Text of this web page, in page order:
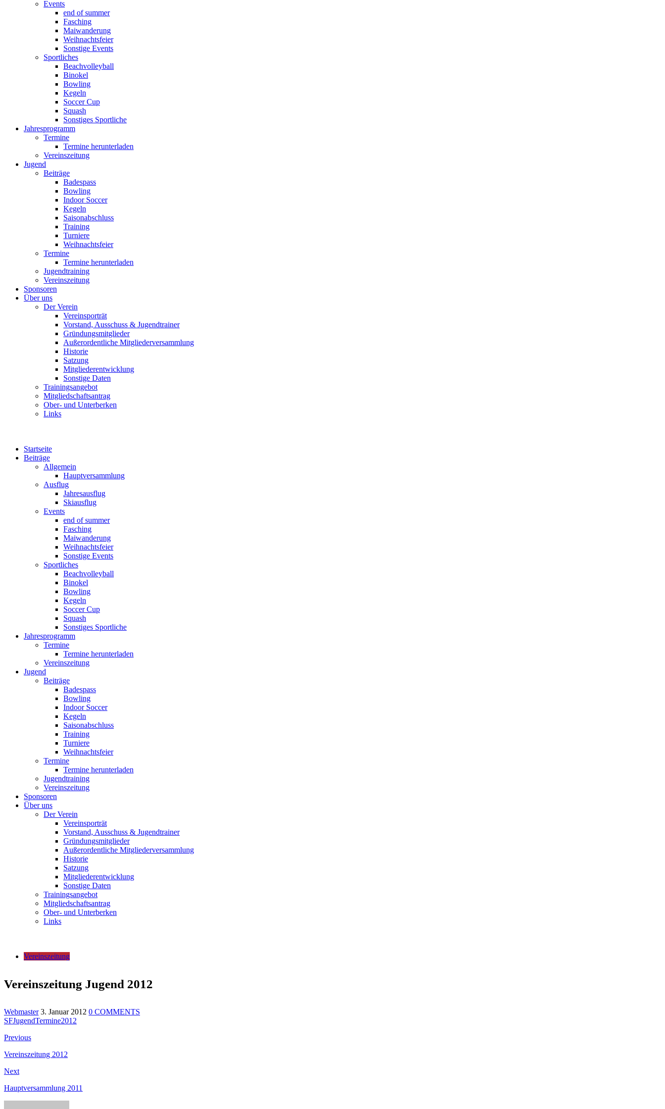
Events
end of summer
Fasching
Maiwanderung
Weihnachtsfeier
Sonstige Events
Sportliches
Beachvolleyball
Binokel
Bowling
Kegeln
Soccer Cup
Squash
Sonstiges Sportliche
Jahresprogramm
Termine
Termine herunterladen
Vereinszeitung
Jugend
Beiträge
Badespass
Bowling
Indoor Soccer
Kegeln
Saisonabschluss
Training
Turniere
Weihnachtsfeier
Termine
Termine herunterladen
Jugendtraining
Vereinszeitung
Sponsoren
Über uns
Der Verein
Vereinsporträt
Vorstand, Ausschuss & Jugendtrainer
Gründungsmitglieder
Außerordentliche Mitgliederversammlung
Historie
Satzung
Mitgliederentwicklung
Sonstige Daten
Trainingsangebot
Mitgliedschaftsantrag
Ober- und Unterberken
Links
Startseite
Beiträge
Allgemein
Hauptversammlung
Ausflug
Jahresausflug
Skiausflug
Events
end of summer
Fasching
Maiwanderung
Weihnachtsfeier
Sonstige Events
Sportliches
Beachvolleyball
Binokel
Bowling
Kegeln
Soccer Cup
Squash
Sonstiges Sportliche
Jahresprogramm
Termine
Termine herunterladen
Vereinszeitung
Jugend
Beiträge
Badespass
Bowling
Indoor Soccer
Kegeln
Saisonabschluss
Training
Turniere
Weihnachtsfeier
Termine
Termine herunterladen
Jugendtraining
Vereinszeitung
Sponsoren
Über uns
Der Verein
Vereinsporträt
Vorstand, Ausschuss & Jugendtrainer
Gründungsmitglieder
Außerordentliche Mitgliederversammlung
Historie
Satzung
Mitgliederentwicklung
Sonstige Daten
Trainingsangebot
Mitgliedschaftsantrag
Ober- und Unterberken
Links
Vereinszeitung
Vereinszeitung Jugend 2012
Webmaster 3. Januar 2012 0 COMMENTS
SFJugendTermine2012
Beitragsnavigation
PreviousPrevious
Vereinszeitung 2012
NextNext
Hauptversammlung 2011